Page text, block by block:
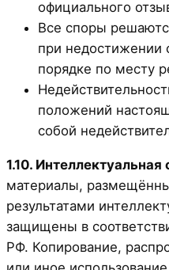
официального
Все споры
при недостижении
порядке по месту
положений
собой
1.10. Интеллектуальная
материалы,
результатами
защищены в
РФ. Копирование,